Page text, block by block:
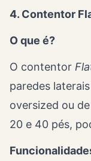
4. Contentor
O que é?
O contentor
paredes
oversized ou
20 e 40 pés,